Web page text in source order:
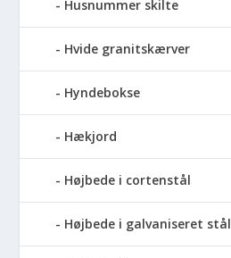
Husnummer skilte
Hvide granitskærver
Hyndebokse
Hækjord
Højbede i cortenstål
Højbede i galvaniseret stål